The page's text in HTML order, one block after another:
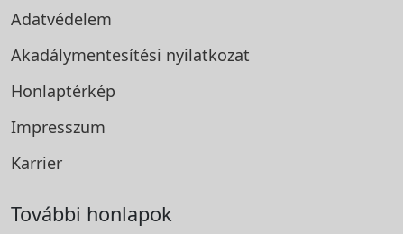
Adatvédelem
Akadálymentesítési nyilatkozat
Honlaptérkép
Impresszum
Karrier
További honlapok